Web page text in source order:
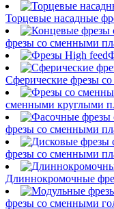
Торцевые насадные
фрезы со сменными
Сферические фрезы
сменными круглыми
фрезы со сменными
фрезы со сменными
Длиннокромочные
фрезы со сменными